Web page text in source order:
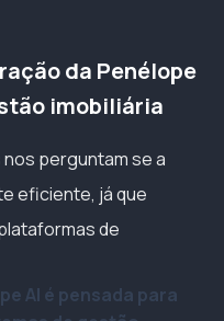
da Penélope
imobiliária
perguntam se a
eficiente, já que
de
AI é pensada para